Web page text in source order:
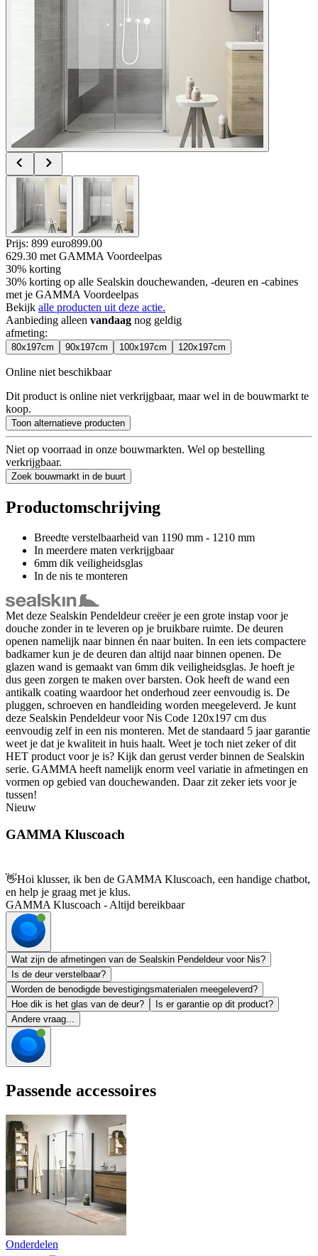
Prijs: 899 euro899.00
629.30 met GAMMA Voordeelpas
30% korting
30% korting op alle Sealskin douchewanden, -deuren en -cabines
met je GAMMA Voordeelpas
Bekijk alle producten uit deze actie.
Aanbieding alleen vandaag nog geldig
afmeting:
80x197cm 90x197cm 100x197cm 120x197cm
Online niet beschikbaar
Dit product is online niet verkrijgbaar, maar wel in de bouwmarkt te
koop.
Toon alternatieve producten
Niet op voorraad in onze bouwmarkten. Wel op bestelling
verkrijgbaar.
Zoek bouwmarkt in de buurt
Productomschrijving
Breedte verstelbaarheid van 1190 mm - 1210 mm
In meerdere maten verkrijgbaar
6mm dik veiligheidsglas
In de nis te monteren
Met deze Sealskin Pendeldeur creëer je een grote instap voor je
douche zonder in te leveren op je bruikbare ruimte. De deuren
openen namelijk naar binnen én naar buiten. In een iets compactere
badkamer kun je de deuren dan altijd naar binnen openen. De
glazen wand is gemaakt van 6mm dik veiligheidsglas. Je hoeft je
dus geen zorgen te maken over barsten. Ook heeft de wand een
antikalk coating waardoor het onderhoud zeer eenvoudig is. De
pluggen, schroeven en handleiding worden meegeleverd. Je kunt
deze Sealskin Pendeldeur voor Nis Code 120x197 cm dus
eenvoudig zelf in een nis monteren. Met de standaard 5 jaar garantie
weet je dat je kwaliteit in huis haalt. Weet je toch niet zeker of dit
HET product voor je is? Kijk dan gerust verder binnen de Sealskin
serie. GAMMA heeft namelijk enorm veel variatie in afmetingen en
vormen op gebied van douchewanden. Daar zit zeker iets voor je
tussen!
Nieuw
GAMMA Kluscoach
👋Hoi klusser, ik ben de GAMMA Kluscoach, een handige chatbot,
en help je graag met je klus.
GAMMA Kluscoach - Altijd bereikbaar
Wat zijn de afmetingen van de Sealskin Pendeldeur voor Nis?
Is de deur verstelbaar?
Worden de benodigde bevestigingsmaterialen meegeleverd?
Hoe dik is het glas van de deur?
Is er garantie op dit product?
Andere vraag...
Passende accessoires
Onderdelen